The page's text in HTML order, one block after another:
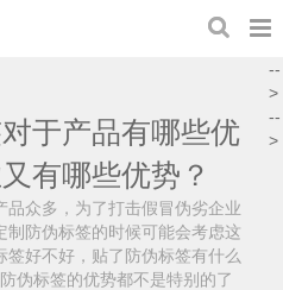
于产品有哪些优
有哪些优势？
众多，为了打击假冒伪劣企业
防伪标签的时候可能会考虑这
好不好，贴了防伪标签有什么
伪标签的优势都不是特别的了
--
>
--
>